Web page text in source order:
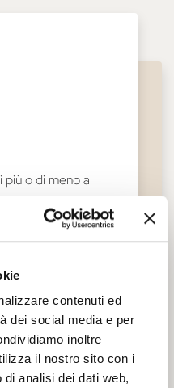
contenuti ed
dei social media e per
inoltre
il nostro sito con i
analisi dei dati web,
più o di meno a